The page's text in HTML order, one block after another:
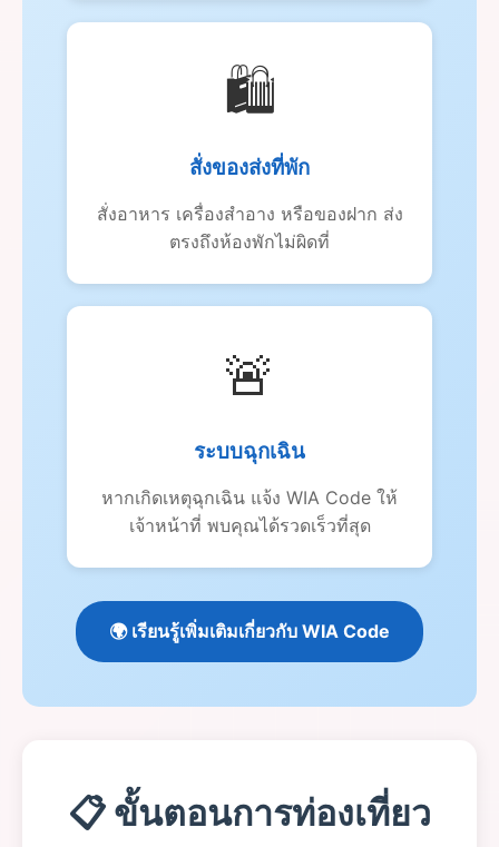
🛍️
สั่งของส่งที่พัก
สั่งอาหาร เครื่องสำอาง หรือของฝาก ส่ง
ตรงถึงห้องพักไม่ผิดที่
🚨
ระบบฉุกเฉิน
หากเกิดเหตุฉุกเฉิน แจ้ง WIA Code ให้
เจ้าหน้าที่ พบคุณได้รวดเร็วที่สุด
🌍 เรียนรู้เพิ่มเติมเกี่ยวกับ WIA Code
📋 ขั้นตอนการท่องเที่ยว